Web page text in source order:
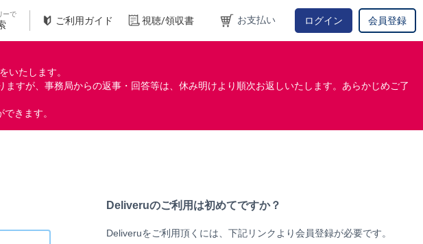
ーで
ご利用ガイド 視聴/領収書 お支払い ログイン 会員登録
いたします。
すが、事務局からの返事・回答等は、休み明けより順次お返しいたします。あらかじめご了
きます。
Deliveruのご利用は初めてですか？
Deliveruをご利用頂くには、下記リンクより会員登録が必要です。